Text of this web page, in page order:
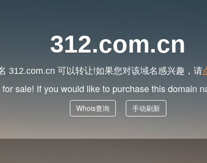
312.com.cn
312.com.cn 可以转让!如果您对该域名感兴趣，请
for sale! If you would like to purchase this domain
Whois查询 手动刷新